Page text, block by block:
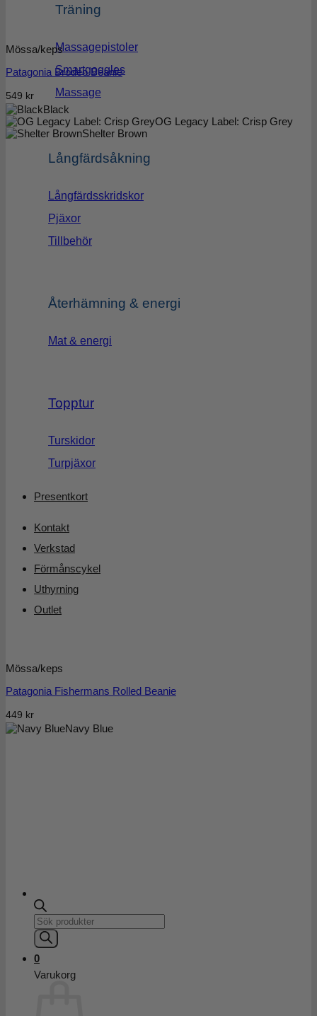
Träning
Massagepistoler
Smartgoggles
Massage
Långfärdsåkning
Långfärdsskridskor
Pjäxor
Tillbehör
Återhämning & energi
Mat & energi
Topptur
Turskidor
Turpjäxor
Presentkort
Kontakt
Verkstad
Förmånscykel
Uthyrning
Outlet
Products
search
0
Varukorg
Black
OG Legacy Label: Crisp Grey
Shelter Brown
Mössa/keps
Patagonia Brodeo Beanie
549 kr
Navy Blue
Mössa/keps
Patagonia Fishermans Rolled Beanie
449 kr